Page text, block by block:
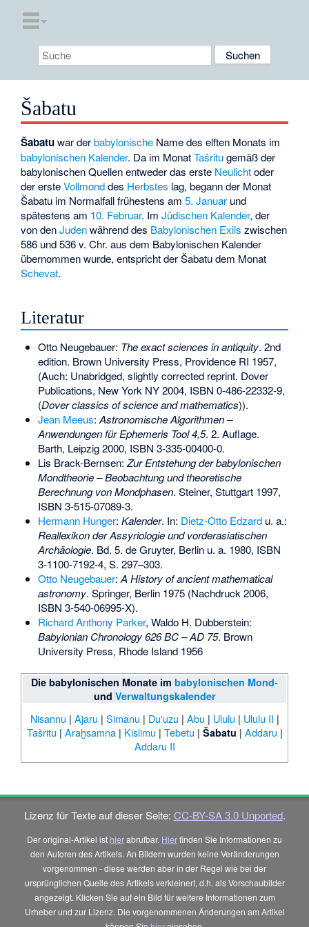
Šabatu
Šabatuwar derbabylonische Name des elften Monats im
babylonischen Kalender. Da im MonatTašritugemäß der
babylonischen Quellen entweder das erste Neulichtoder
der ersteVollmonddes Herbstes lag, begann der Monat
Šabatu im Normalfall frühestens am5. Januar und
spätestens am 10. Februar. ImJüdischen Kalender, der
von denJudenwährend des Babylonischen Exils zwischen
586 und 536 v. Chr. aus dem Babylonischen Kalender
übernommen wurde, entspricht der Šabatu dem Monat
Schevat.
Literatur
Otto Neugebauer: The exact sciences in antiquity. 2nd
edition. Brown University Press, Providence RI 1957,
(Auch: Unabridged, slightly corrected reprint. Dover
Publications, New York NY 2004, ISBN 0-486-22332-9,
(Dover classics of science and mathematics)).
Jean Meeus: Astronomische Algorithmen –
Anwendungen für Ephemeris Tool 4,5. 2. Auflage.
Barth, Leipzig 2000, ISBN 3-335-00400-0.
Lis Brack-Bernsen: Zur Entstehung der babylonischen
Mondtheorie – Beobachtung und theoretische
Berechnung von Mondphasen. Steiner, Stuttgart 1997,
ISBN 3-515-07089-3.
Hermann Hunger: Kalender. In: Dietz-Otto Edzardu. a.:
Reallexikon der Assyriologie und vorderasiatischen
Archäologie. Bd. 5. de Gruyter, Berlin u. a. 1980, ISBN
3-1100-7192-4, S. 297–303.
Otto Neugebauer: A History of ancient mathematical
astronomy. Springer, Berlin 1975 (Nachdruck 2006,
ISBN 3-540-06995-X).
Richard Anthony Parker, Waldo H. Dubberstein:
Babylonian Chronology 626 BC – AD 75. Brown
University Press, Rhode Island 1956
Die babylonischen Monate im babylonischen Mond-
und Verwaltungskalender
Nisannu | Ajaru | Simanu | Du'uzu | Abu | Ululu | Ululu II |
Tašritu | Araḫsamna| Kislimu | Tebetu | Šabatu | Addaru |
Addaru II
Lizenz für Texte auf dieser Seite: CC-BY-SA 3.0 Unported.
Der original-Artikel ist hierabrufbar. Hierfinden Sie Informationen zu
den Autoren des Artikels. An Bildern wurden keine Veränderungen
vorgenommen - diese werden aber in der Regel wie bei der
ursprünglichen Quelle des Artikels verkleinert, d.h. als Vorschaubilder
angezeigt. Klicken Sie auf ein Bild für weitere Informationen zum
Urheber und zur Lizenz. Die vorgenommenen Änderungen am Artikel